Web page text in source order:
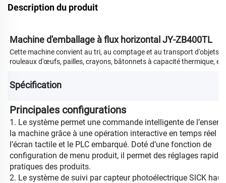
Description du produit
Machine d'emballage à flux horizontal JY-ZB400TL
Cette machine convient au tri, au comptage et au transport d'objets
rouleaux d'œufs, pailles, crayons, bâtonnets à capacité thermique,
Spécification
Principales configurations
1. Le système permet une commande intelligente de
la machine grâce à une opération interactive en temps réel
l’écran tactile et le PLC embarqué. Doté d’une fonction de
configuration de menu produit, il permet des réglages
pratiques des produits.
2. Le système de suivi par capteur photoélectrique SlCK